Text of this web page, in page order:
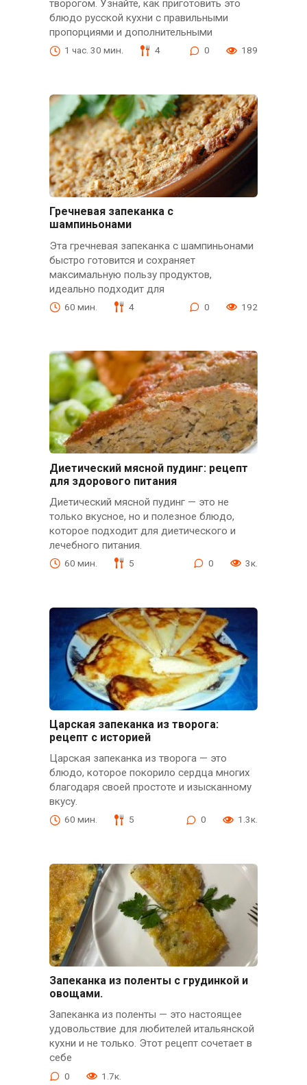
творогом. Узнайте, как приготовить это
блюдо русской кухни с правильными
пропорциями и дополнительными
1 час. 30 мин. 4 0 189
Гречневая запеканка с
шампиньонами
Эта гречневая запеканка с шампиньонами
быстро готовится и сохраняет
максимальную пользу продуктов,
идеально подходит для
60 мин. 4 0 192
Диетический мясной пудинг: рецепт
для здорового питания
Диетический мясной пудинг — это не
только вкусное, но и полезное блюдо,
которое подходит для диетического и
лечебного питания.
60 мин. 5 0 3к.
Царская запеканка из творога:
рецепт с историей
Царская запеканка из творога — это
блюдо, которое покорило сердца многих
благодаря своей простоте и изысканному
вкусу.
60 мин. 5 0 1.3к.
Запеканка из поленты с грудинкой и
овощами.
Запеканка из поленты — это настоящее
удовольствие для любителей итальянской
кухни и не только. Этот рецепт сочетает в
себе
0 1.7к.